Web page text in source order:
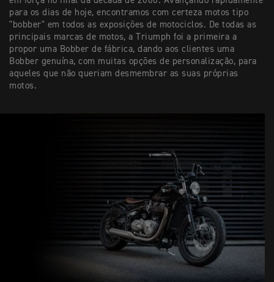
para os dias de hoje, encontramos com certeza motos tipo
"bobber" em todos as exposições de motociclos. De todas as
principais marcas de motos, a Triumph foi a primeira a
propor uma Bobber de fábrica, dando aos clientes uma
Bobber genuína, com muitas opções de personalização, para
aqueles que não queriam desmembrar as suas próprias
motos.